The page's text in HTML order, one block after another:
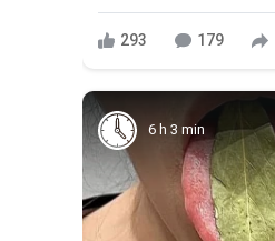
293 179
6 h 3 min